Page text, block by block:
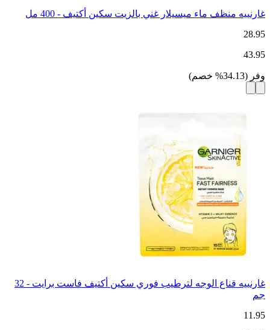
غارنييه منظف ماء ميسيلار غني بالزيت سكين أكتيف - 400 مل
28.95
43.95
وفر (
34.13
% خصم)
غارنييه قناع الوجه لترطيب فوري سكين أكتيف فاست برايت - 32
جم
11.95